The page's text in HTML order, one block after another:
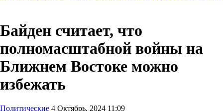
Байден считает, что
полномасштабной войны на
Ближнем Востоке можно
избежать
Политические 4 Октябрь, 2024 11:09